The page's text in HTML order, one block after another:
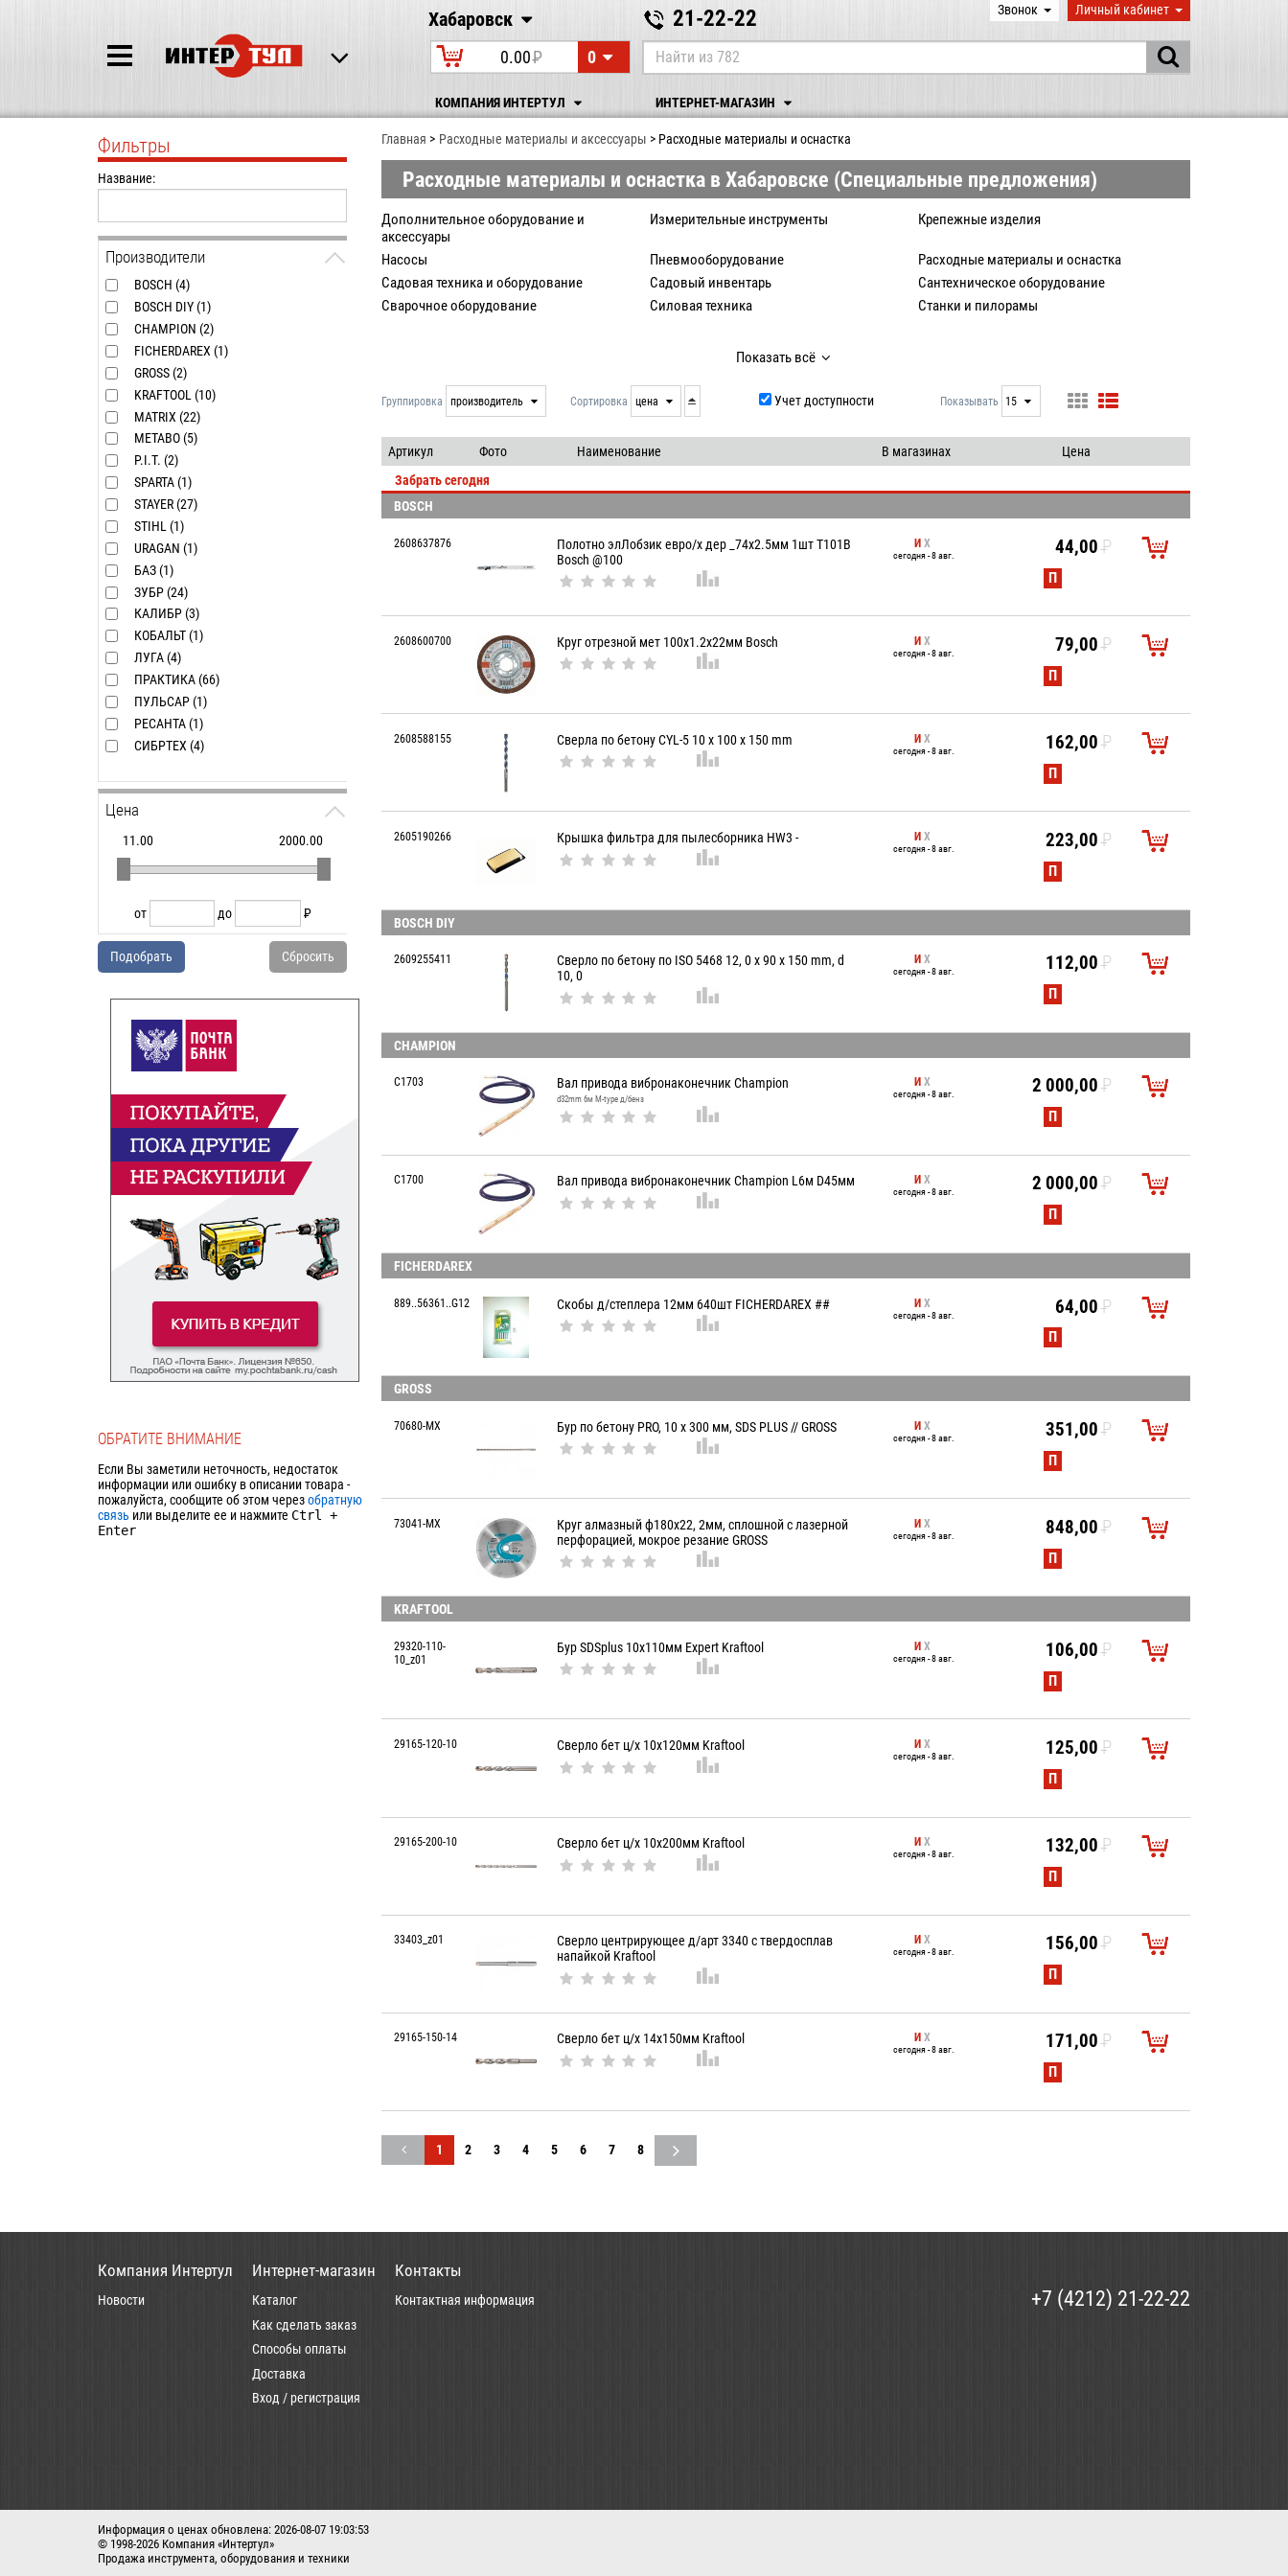
Хабаровск
Хабаровск
21-22-22 Звонок Личный кабинет
0.00P
0
КОМПАНИЯ ИНТЕРТУЛ ИНТЕРНЕТ-МАГАЗИН
Главная Расходные материалы и аксессуары Расходные материалы и оснастка
Расходные материалы и оснастка в Хабаровске (Специальные предложения)
Дополнительное оборудование и
аксессуары
Измерительные инструменты Крепежные изделия
Насосы Пневмооборудование
Расходные материалы и оснастка
Садовая техника и оборудование
Садовый инвентарь
Сантехническое оборудование
Сварочное оборудование
Силовая техника
Станки и пилорамы
Электромонтажное оборудование
Показать всё
Группировка производитель
производитель
Сортировка цена
выдачи
цена
артикул
Учет доступности Показывать 15
100
Артикул Фото Наименование В магазинах
Цена
Забрать сегодня
BOSCH
2608637876
Полотно элЛобзик евро/х дер _74х2.5мм 1шт T101B
Bosch @100
И Х
сегодня - 8 авг. 44,00P
П
2608600700 Круг отрезной мет 100х1.2х22мм Bosch И Х
сегодня - 8 авг. 79,00P
П
2608588155 Сверла по бетону CYL-5 10 x 100 x 150 mm И Х
сегодня - 8 авг. 162,00P
П
2605190266 Крышка фильтра для пылесборника HW3 - И Х
сегодня - 8 авг. 223,00P
П
BOSCH DIY
2609255411
Сверло по бетону по ISO 5468 12, 0 x 90 x 150 mm, d
10, 0
И Х
сегодня - 8 авг. 112,00P
П
CHAMPION
C1703 Вал привода вибронаконечник Champion
d32mm 6м M-type д/бенз
И Х
сегодня - 8 авг. 2 000,00P
П
C1700 Вал привода вибронаконечник Champion L6м D45мм И Х
сегодня - 8 авг. 2 000,00P
П
FICHERDAREX
889..56361..G12 Скобы д/степлера 12мм 640шт FICHERDAREX ## И Х
сегодня - 8 авг. 64,00P
П
GROSS
70680-MX Бур по бетону PRO, 10 х 300 мм, SDS PLUS // GROSS И Х
сегодня - 8 авг. 351,00P
П
73041-MX
Круг алмазный ф180х22, 2мм, сплошной c лазерной
перфорацией, мокрое резание GROSS
И Х
сегодня - 8 авг. 848,00P
П
KRAFTOOL
29320-110-
10_z01
Бур SDSplus 10x110мм Expert Kraftool И Х
сегодня - 8 авг. 106,00P
П
29165-120-10 Сверло бет ц/х 10х120мм Kraftool И Х
сегодня - 8 авг. 125,00P
П
29165-200-10 Сверло бет ц/х 10х200мм Kraftool И Х
сегодня - 8 авг. 132,00P
П
33403_z01
Сверло центрирующее д/арт 3340 с твердосплав
напайкой Kraftool
И Х
сегодня - 8 авг. 156,00P
П
29165-150-14 Сверло бет ц/х 14х150мм Kraftool И Х
сегодня - 8 авг. 171,00P
П
1 2 3 4 5 6 7 8
Фильтры
Название:
Производители
BOSCH (4)
BOSCH DIY (1)
CHAMPION (2)
FICHERDAREX (1)
GROSS (2)
KRAFTOOL (10)
MATRIX (22)
METABO (5)
P.I.T. (2)
SPARTA (1)
STAYER (27)
STIHL (1)
URAGAN (1)
БАЗ (1)
ЗУБР (24)
КАЛИБР (3)
КОБАЛЬТ (1)
ЛУГА (4)
ПРАКТИКА (66)
ПУЛЬСАР (1)
РЕСАНТА (1)
СИБРТЕХ (4)
Цена
11.00 2000.00
от до
P
УБ.
Подобрать
Сбросить
ОБРАТИТЕ ВНИМАНИЕ
Если Вы заметили неточность, недостаток
информации или ошибку в описании товара -
пожалуйста, сообщите об этом черезобратную
связь или выделите ее и нажмите Ctrl
+
Enter
Компания Интертул
Новости
Интернет-магазин
Каталог
Как сделать заказ
Способы оплаты
Доставка
Вход / регистрация
Контакты
Контактная информация +7 (4212) 21-22-22
Информация о ценах обновлена: 2026-08-07 19:03:53
© 1998-2026 Компания «Интертул»
Продажа инструмента, оборудования и техники